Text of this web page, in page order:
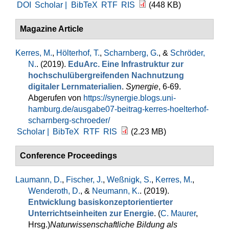
DOI
Scholar | BibTeX RTF RIS (448 KB)
Magazine Article
Kerres, M., Hölterhof, T., Scharnberg, G., & Schröder,
N.. (2019). EduArc. Eine Infrastruktur zur
hochschulübergreifenden Nachnutzung
digitaler Lernmaterialien. Synergie, 6-69.
Abgerufen von https://synergie.blogs.uni-
hamburg.de/ausgabe07-beitrag-kerres-hoelterhof-
scharnberg-schroeder/
Scholar |
BibTeX RTF RIS (2.23 MB)
Conference Proceedings
Laumann, D., Fischer, J., Weßnigk, S., Kerres, M.,
Wenderoth, D., & Neumann, K.. (2019).
Entwicklung basiskonzeptorientierter
Unterrichtseinheiten zur Energie. (C. Maurer,
Hrsg.)Naturwissenschaftliche Bildung als